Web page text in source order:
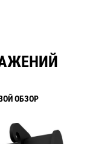
ОБЗОР